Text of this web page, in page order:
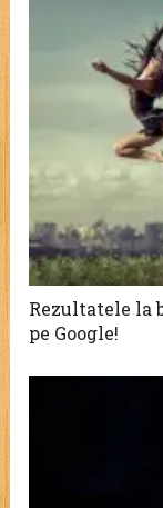
Rezultatele la
pe Google!